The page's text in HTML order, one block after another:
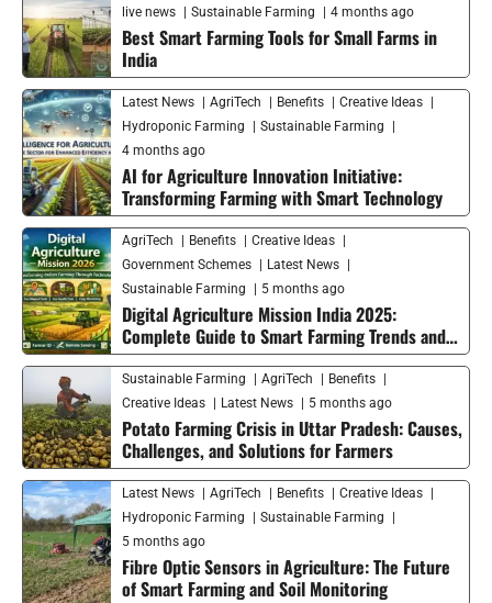
live news
Sustainable Farming 4 months ago
Best Smart Farming Tools for Small Farms in
India
Latest News AgriTech Benefits
Creative Ideas
Hydroponic Farming
Sustainable Farming
4 months ago
AI for Agriculture Innovation Initiative:
Transforming Farming with Smart Technology
AgriTech Benefits
Creative Ideas
Government Schemes
Latest News
Sustainable Farming
5 months ago
Digital Agriculture Mission India 2025:
Complete Guide to Smart Farming Trends and
Future Growth
Sustainable Farming AgriTech
Benefits
Creative Ideas
Latest News 5 months ago
Potato Farming Crisis in Uttar Pradesh: Causes,
Challenges, and Solutions for Farmers
Latest News AgriTech Benefits
Creative Ideas
Hydroponic Farming
Sustainable Farming
5 months ago
Fibre Optic Sensors in Agriculture: The Future
of Smart Farming and Soil Monitoring